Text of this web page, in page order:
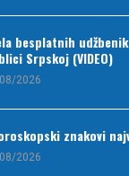
besplatnih
Srpskoj (VIDEO)
2026
znakovi
2026